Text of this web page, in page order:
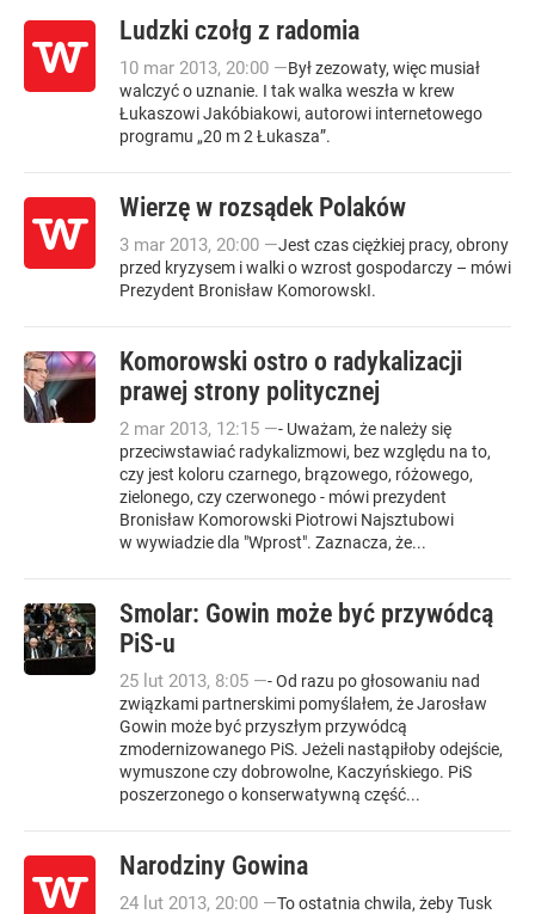
Ludzki czołg z radomia
10 mar 2013, 20:00 —Był zezowaty, więc musiał
walczyć o uznanie. I tak walka weszła w krew
Łukaszowi Jakóbiakowi, autorowi internetowego
programu „20 m 2 Łukasza”.
Wierzę w rozsądek Polaków
3 mar 2013, 20:00 —Jest czas ciężkiej pracy, obrony
przed kryzysem i walki o wzrost gospodarczy – mówi
Prezydent Bronisław KomorowskI.
Komorowski ostro o radykalizacji
prawej strony politycznej
2 mar 2013, 12:15 —- Uważam, że należy się
przeciwstawiać radykalizmowi, bez względu na to,
czy jest koloru czarnego, brązowego, różowego,
zielonego, czy czerwonego - mówi prezydent
Bronisław Komorowski Piotrowi Najsztubowi
w wywiadzie dla "Wprost". Zaznacza, że...
Smolar: Gowin może być przywódcą
PiS-u
25 lut 2013, 8:05 —- Od razu po głosowaniu nad
związkami partnerskimi pomyślałem, że Jarosław
Gowin może być przyszłym przywódcą
zmodernizowanego PiS. Jeżeli nastąpiłoby odejście,
wymuszone czy dobrowolne, Kaczyńskiego. PiS
poszerzonego o konserwatywną część...
Narodziny Gowina
24 lut 2013, 20:00 —To ostatnia chwila, żeby Tusk